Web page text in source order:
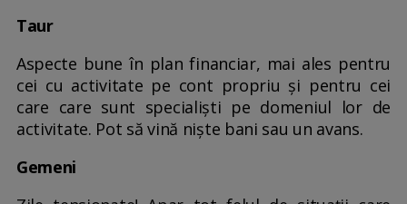
Taur
Aspecte bune în plan financiar, mai ales pentru
cei cu activitate pe cont propriu și pentru cei
care care sunt specialiști pe domeniul lor de
activitate. Pot să vină niște bani sau un avans.
Gemeni